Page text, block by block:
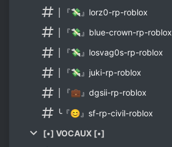
│『💸』lorz0-rp-roblox
│『💸』blue-crown-rp-roblox
│『💸』losvag0s-rp-roblox
│『💸』juki-rp-roblox
│『💼』dgsii-rp-roblox
╰『😊』sf-rp-civil-roblox
[•] VOCAUX [•]